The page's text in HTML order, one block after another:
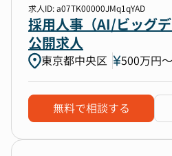
求人ID: a07TK00000JMq1qYAD
採用人事（AI/ビッグ
公開求人
東京都中央区 500万円
無料で相談する